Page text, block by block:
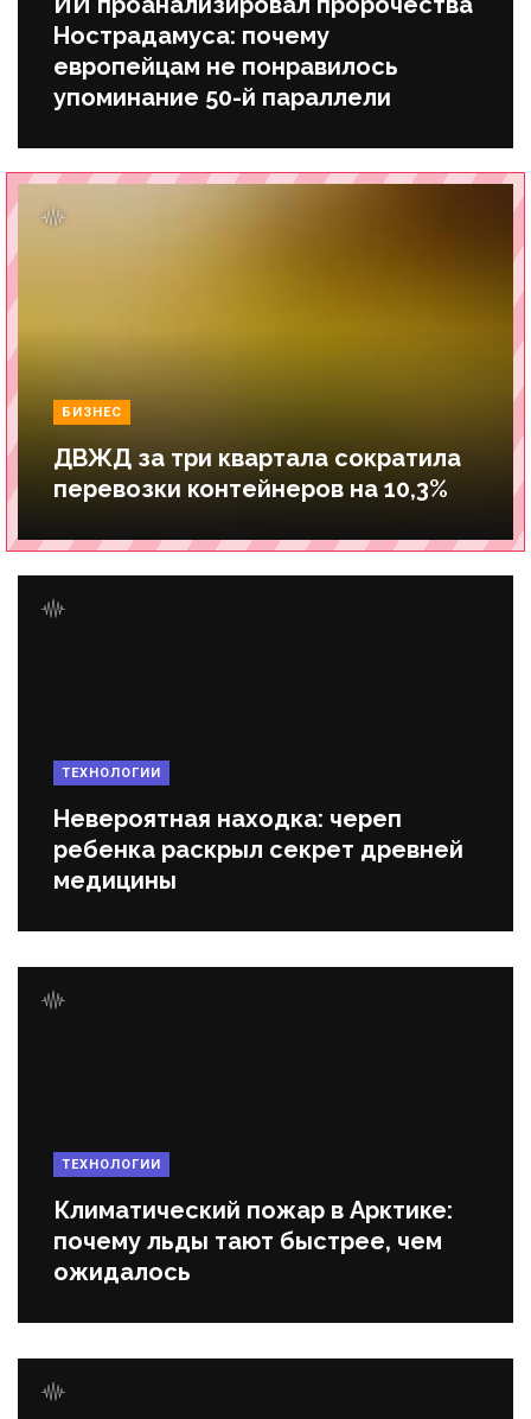
Нострадамуса: почему
европейцам не понравилось
упоминание 50-й параллели
БИЗНЕС
ДВЖД за три квартала сократила
перевозки контейнеров на 10,3%
ТЕХНОЛОГИИ
Невероятная находка: череп
ребенка раскрыл секрет древней
медицины
ТЕХНОЛОГИИ
Климатический пожар в Арктике:
почему льды тают быстрее, чем
ожидалось